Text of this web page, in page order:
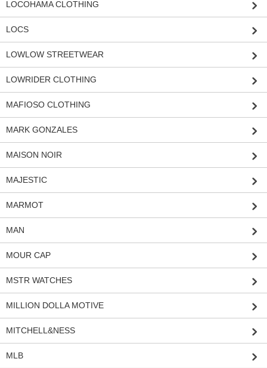
LOCOHAMA CLOTHING
LOCS
LOWLOW STREETWEAR
LOWRIDER CLOTHING
MAFIOSO CLOTHING
MARK GONZALES
MAISON NOIR
MAJESTIC
MARMOT
MAN
MOUR CAP
MSTR WATCHES
MILLION DOLLA MOTIVE
MITCHELL&NESS
MLB